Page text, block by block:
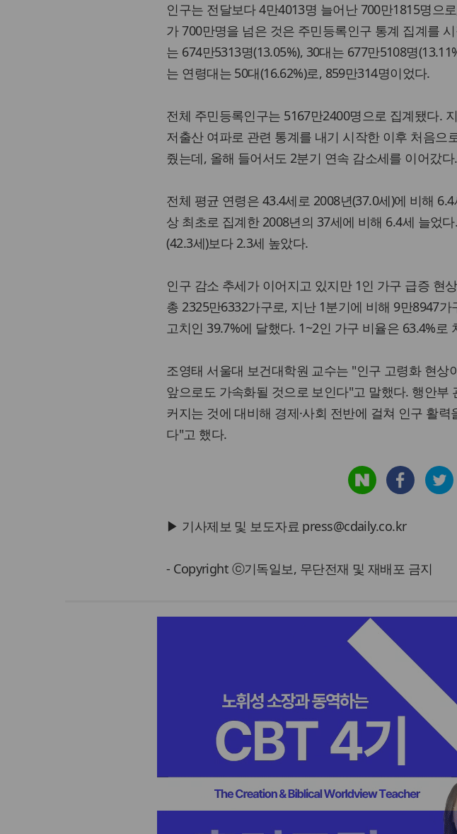
인구는 전달보다 4만4013명 늘어난 700만1815명으
가 700만명을 넘은 것은 주민등록인구 통계 집계를
는 674만5313명(13.05%), 30대는 677만5108명
는 연령대는 50대(16.62%)로, 859만314명이었다.
전체 주민등록인구는 5167만2400명으로 집계됐다.
저출산 여파로 관련 통계를 내기 시작한 이후 처음으
줬는데, 올해 들어서도 2분기 연속 감소세를 이어갔다.
전체 평균 연령은 43.4세로 2008년(37.0세)에 비해
상 최초로 집계한 2008년의 37세에 비해 6.4세 늘었
(42.3세)보다 2.3세 높았다.
인구 감소 추세가 이어지고 있지만 1인 가구 급증 현
총 2325만6332가구로, 지난 1분기에 비해 9만8947
고치인 39.7%에 달했다. 1~2인 가구 비율은 63.4%로
조영태 서울대 보건대학원 교수는 "인구 고령화 현상
앞으로도 가속화될 것으로 보인다"고 말했다. 행안부
커지는 것에 대비해 경제·사회 전반에 걸쳐 인구 활
다"고 했다.
▶ 기사제보 및 보도자료 press@cdaily.co.kr
- Copyright ⓒ기독일보, 무단전재 및 재배포 금지